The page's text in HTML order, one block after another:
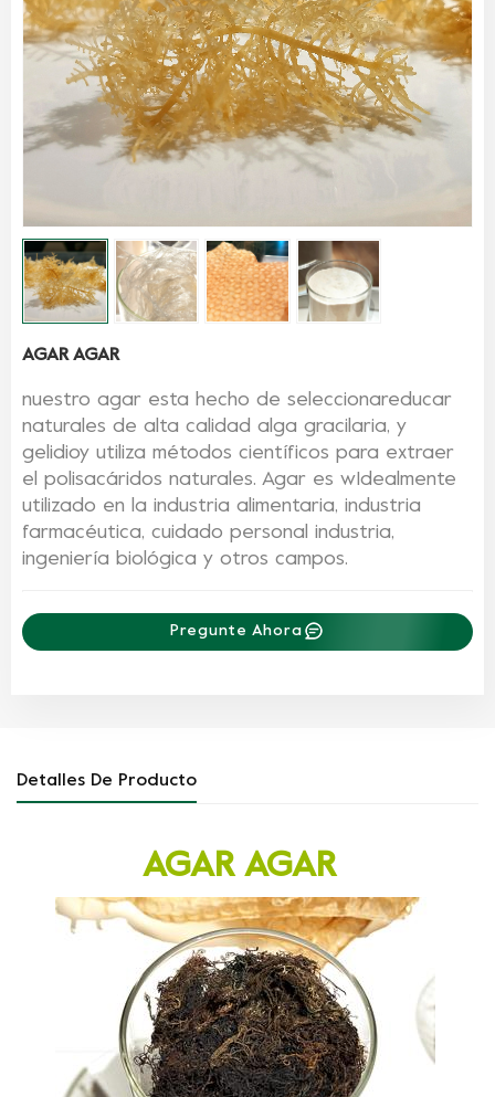
AGAR AGAR
nuestro agar esta hecho de seleccionareducar
naturales de alta calidad alga gracilaria, y
gelidioy utiliza métodos científicos para extraer
el polisacáridos naturales. Agar es w Idealmente
utilizado en la industria alimentaria, industria
farmacéutica, cuidado personal industria,
ingeniería biológica y otros campos.
Pregunte Ahora
Detalles De Producto
AGAR AGAR